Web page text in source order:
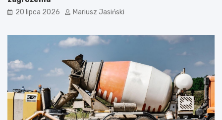
20 lipca 2026 Mariusz Jasiński